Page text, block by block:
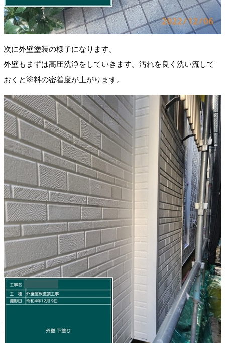
次に外壁塗装の様子になります。
外壁もまずは高圧洗浄をしていきます。汚れを良く洗い流して
おくと塗料の密着度が上がります。